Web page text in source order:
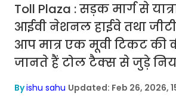
Toll Plaza : सड़क मार्ग से
आईवी नेशनल हाईवे तथा
आप मात्र एक मूवी टिकट
जानते हैं टोल टैक्स से जुड़े
Byishu sahu Updated: Feb 26, 2026,